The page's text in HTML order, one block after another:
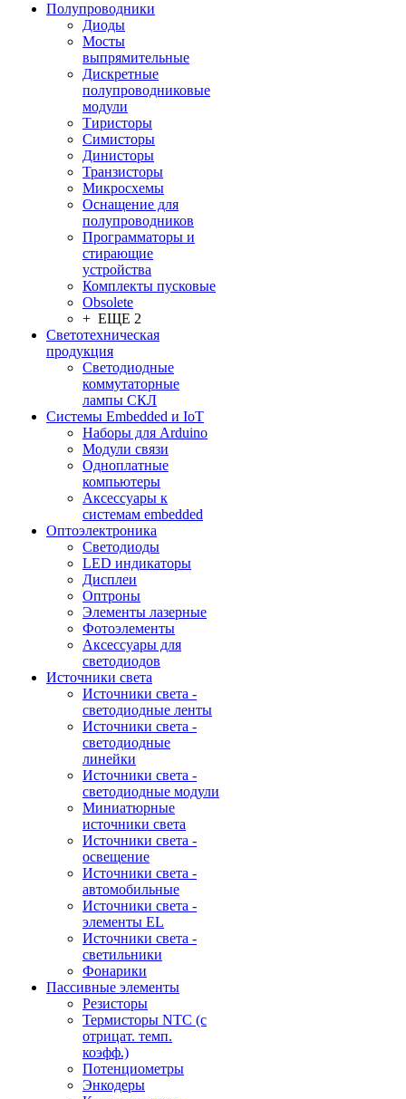
Полупроводники
Диоды
Мосты
выпрямительные
Дискретные
полупроводниковые
модули
Тиристоры
Симисторы
Динисторы
Транзисторы
Микросхемы
Оснащение для
полупроводников
Программаторы и
стирающие
устройства
Комплекты пусковые
Obsolete
+ ЕЩЕ 2
Светотехническая
продукция
Светодиодные
коммутаторные
лампы СКЛ
Системы Embedded и IoT
Наборы для Arduino
Модули связи
Одноплатные
компьютеры
Аксессуары к
системам embedded
Oптоэлектроника
Светодиоды
LED индикаторы
Дисплеи
Оптроны
Элементы лазерные
Фотоэлементы
Аксессуары для
светодиодов
Источники света
Источники света -
светодиодные ленты
Источники света -
светодиодные
линейки
Источники света -
светодиодные модули
Миниатюрные
источники света
Источники света -
освещение
Источники света -
автомобильные
Источники света -
элементы EL
Источники света -
светильники
Фонарики
Пассивные элементы
Резисторы
Термисторы NTC (с
отрицат. темп.
коэфф.)
Потенциометры
Энкодеры